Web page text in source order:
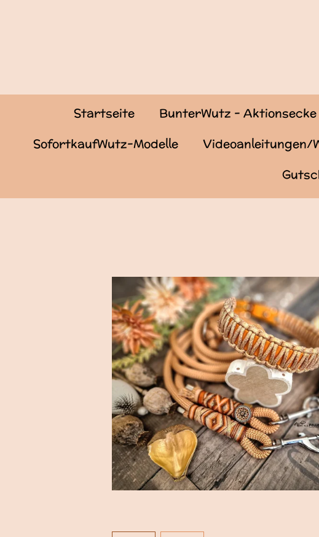
Startseite BunterWutz - Aktionsecke
SofortkaufWutz-Modelle
Videoanleitungen/